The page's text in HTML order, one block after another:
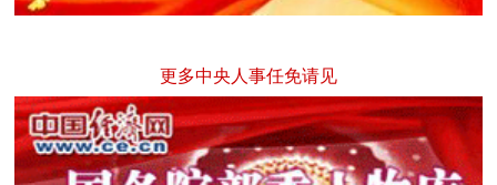
更多中央人事任免请见